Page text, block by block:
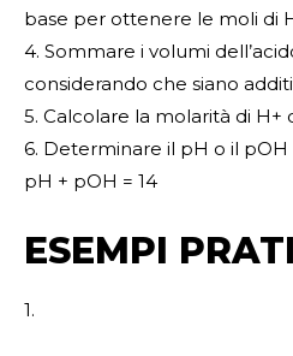
base per ottenere le moli di
4. Sommare i volumi
considerando che siano
5. Calcolare la molarità di H+
6. Determinare il pH o il pOH
pH + pOH = 14
ESEMPI
1.